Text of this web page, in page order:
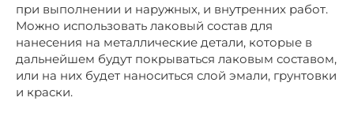
при выполнении и наружных, и внутренних работ.
Можно использовать лаковый состав для
нанесения на металлические детали, которые в
дальнейшем будут покрываться лаковым составом,
или на них будет наноситься слой эмали, грунтовки
и краски.